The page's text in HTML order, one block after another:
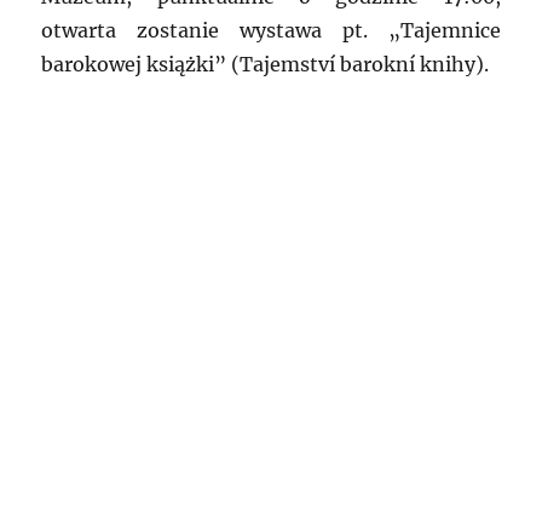
otwarta zostanie wystawa pt. „Tajemnice
barokowej książki” (Tajemství barokní knihy).